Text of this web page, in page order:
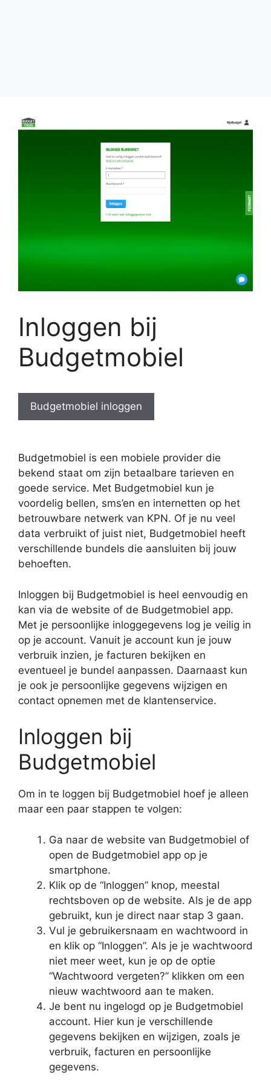
Inloggen bij
Budgetmobiel
Budgetmobiel inloggen
Budgetmobiel is een mobiele provider die
bekend staat om zijn betaalbare tarieven en
goede service. Met Budgetmobiel kun je
voordelig bellen, sms’en en internetten op het
betrouwbare netwerk van KPN. Of je nu veel
data verbruikt of juist niet, Budgetmobiel heeft
verschillende bundels die aansluiten bij jouw
behoeften.
Inloggen bij Budgetmobiel is heel eenvoudig en
kan via de website of de Budgetmobiel app.
Met je persoonlijke inloggegevens log je veilig in
op je account. Vanuit je account kun je jouw
verbruik inzien, je facturen bekijken en
eventueel je bundel aanpassen. Daarnaast kun
je ook je persoonlijke gegevens wijzigen en
contact opnemen met de klantenservice.
Inloggen bij
Budgetmobiel
Om in te loggen bij Budgetmobiel hoef je alleen
maar een paar stappen te volgen:
Ga naar de website van Budgetmobiel of
open de Budgetmobiel app op je
smartphone.
Klik op de “Inloggen” knop, meestal
rechtsboven op de website. Als je de app
gebruikt, kun je direct naar stap 3 gaan.
Vul je gebruikersnaam en wachtwoord in
en klik op “Inloggen”. Als je je wachtwoord
niet meer weet, kun je op de optie
“Wachtwoord vergeten?” klikken om een
nieuw wachtwoord aan te maken.
Je bent nu ingelogd op je Budgetmobiel
account. Hier kun je verschillende
gegevens bekijken en wijzigen, zoals je
verbruik, facturen en persoonlijke
gegevens.